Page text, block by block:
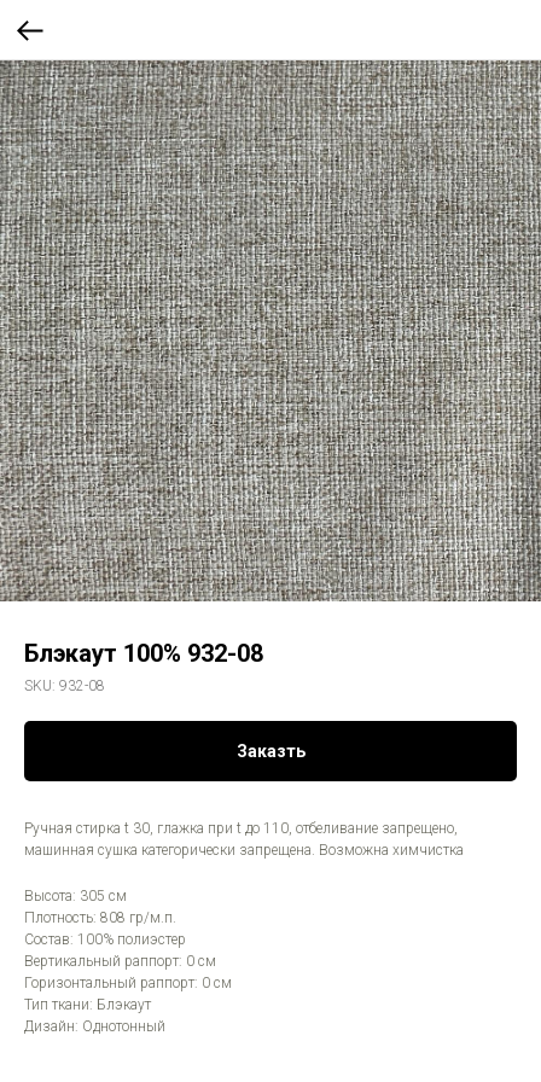
Блэкаут 100% 932-08
SKU: 932-08
Заказть
Ручная стирка t 30, глажка при t до 110, отбеливание запрещено,
машинная сушка категорически запрещена. Возможна химчистка
Высота: 305 см
Плотность: 808 гр/м.п.
Состав: 100% полиэстер
Вертикальный раппорт: 0 см
Горизонтальный раппорт: 0 см
Тип ткани: Блэкаут
Дизайн: Однотонный